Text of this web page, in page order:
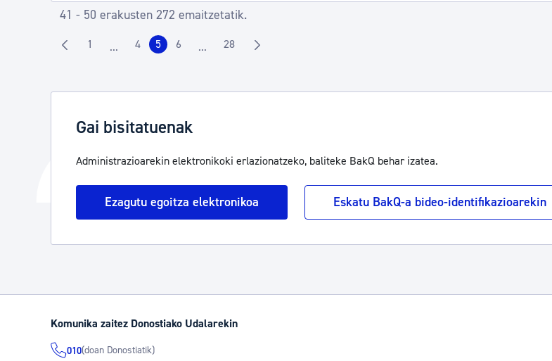
41 - 50 erakusten 272 emaitzetatik.
Orrialdea
1 ...Intermediate Pages Use TAB to navigate.
Orrialdea
4 Orrialdea
5 Orrialdea
6 ...Intermediate Pages Use TAB to navigate.
Orrialdea
28
Gai bisitatuenak
Administrazioarekin elektronikoki erlazionatzeko, baliteke BakQ behar izatea.
Ezagutu egoitza elektronikoa Eskatu BakQ-a bideo-identifikazioarekin
Komunika zaitez Donostiako Udalarekin
010(doan Donostiatik)